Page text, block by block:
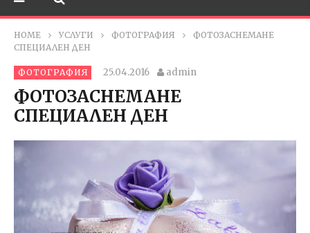
HOME УСЛУГИ ФОТОГРАФИЯ
ФОТОЗАСНЕМАНЕ
СПЕЦИАЛЕН ДЕН
ФОТОГРАФИЯ 25.04.2016 admin
ФОТОЗАСНЕМАНЕ
СПЕЦИАЛЕН ДЕН